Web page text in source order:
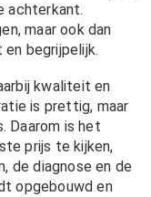
achterkant.
maar ook dan
begrijpelijk.
kwaliteit en
is prettig, maar
Daarom is het
prijs te kijken,
de diagnose en de
opgebouwd en